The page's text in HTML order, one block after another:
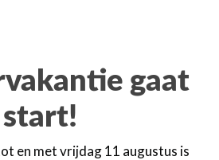
gaat
start!
en met vrijdag 11 augustus is